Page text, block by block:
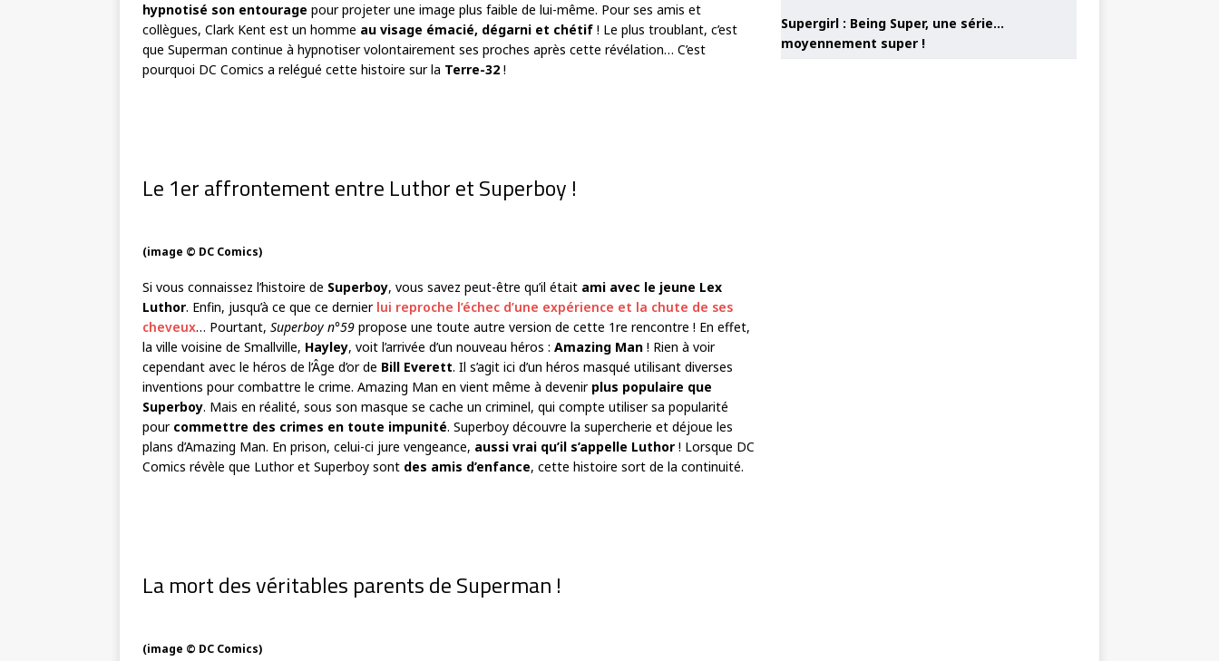
hypnotisé son entourage pour projeter une image plus faible de lui-même. Pour ses amis et
collègues, Clark Kent est un homme au visage émacié, dégarni et chétif ! Le plus troublant, c’est
que Superman continue à hypnotiser volontairement ses proches après cette révélation… C’est
pourquoi DC Comics a relégué cette histoire sur la Terre-32 !
Le 1eraffrontement entre Luthor et Superboy !
(image © DC Comics)
Si vous connaissez l’histoire de Superboy, vous savez peut-être qu’il était ami avec le jeune Lex
Luthor. Enfin, jusqu’à ce que ce dernier lui reproche l’échec d’une expérience et la chute de ses
cheveux… Pourtant, Superboy n°59 propose une toute autre version de cette 1re rencontre ! En effet,
la ville voisine de Smallville, Hayley, voit l’arrivée d’un nouveau héros : Amazing Man ! Rien à voir
cependant avec le héros de l’Âge d’or de Bill Everett. Il s’agit ici d’un héros masqué utilisant diverses
inventions pour combattre le crime. Amazing Man en vient même à devenir plus populaire que
Superboy. Mais en réalité, sous son masque se cache un criminel, qui compte utiliser sa popularité
pour commettre des crimes en toute impunité. Superboy découvre la supercherie et déjoue les
plans d’Amazing Man. En prison, celui-ci jure vengeance, aussi vrai qu’il s’appelle Luthor ! Lorsque DC
Comics révèle que Luthor et Superboy sont des amis d’enfance, cette histoire sort de la continuité.
La mort des véritables parents de Superman !
(image © DC Comics)
Supergirl : Being Super, une série…
moyennement super !